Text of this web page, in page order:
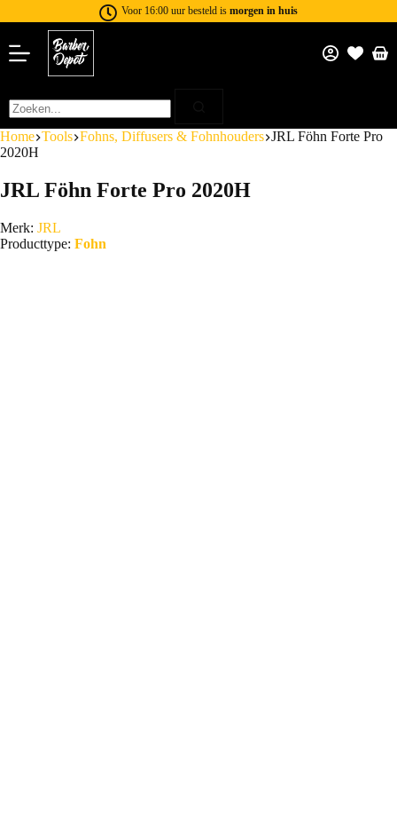
Voor 16:00 uur besteld is morgen in huis
Home Tools Fohns, Diffusers & Fohnhouders JRL Föhn Forte Pro
2020H
JRL Föhn Forte Pro 2020H
Merk: JRL
Producttype: Fohn